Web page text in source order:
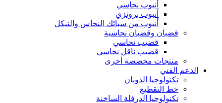
أنبوب نحاسي
أنبوب برونزي
أنبوب من سبائك النحاس والنيكل
قضبان وقضبان نحاسية
قضيب نحاسي
قضيب ناقل نحاسي
منتجات مخصصة أخرى
الدعم الفني
تكنولوجيا الذوبان
خط التقطيع
تكنولوجيا الدرفلة الساخنة